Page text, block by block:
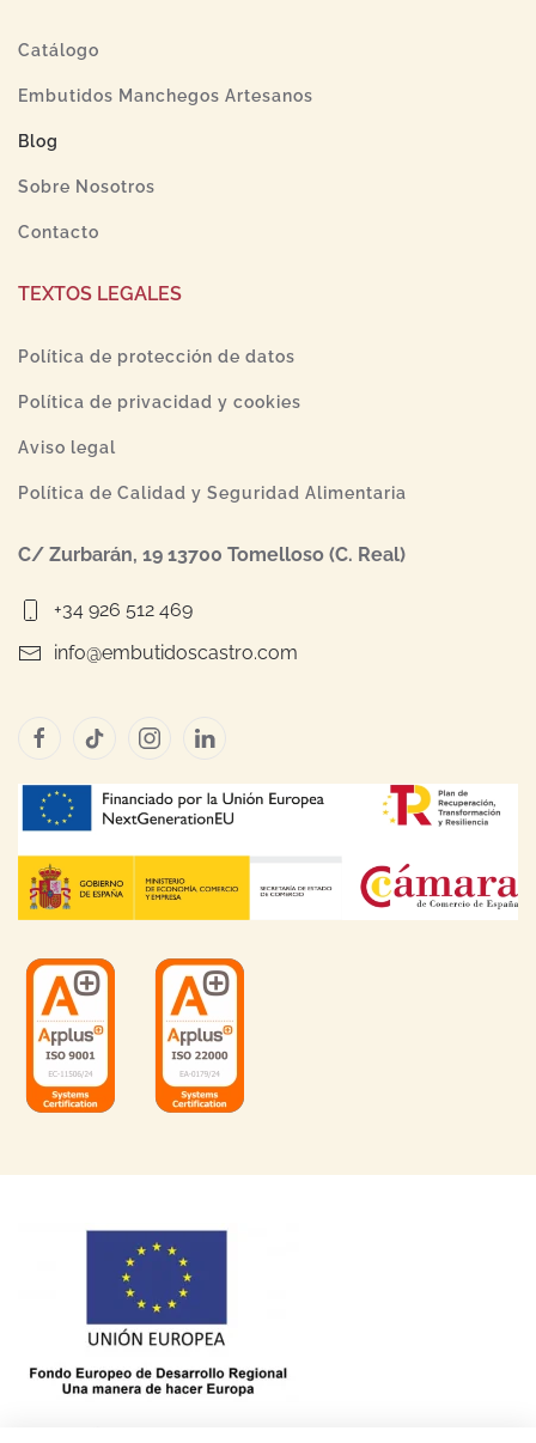
Catálogo
Embutidos Manchegos Artesanos
Blog
Sobre Nosotros
Contacto
TEXTOS LEGALES
Política de protección de datos
Política de privacidad y cookies
Aviso legal
Política de Calidad y Seguridad Alimentaria
C/ Zurbarán, 19 13700 Tomelloso (C. Real)
+34 926 512 469
info@embutidoscastro.com